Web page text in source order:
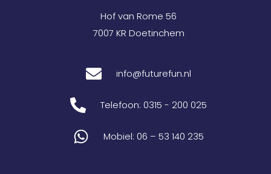
Hof van Rome 56
7007 KR Doetinchem
info@futurefun.nl
Telefoon: 0315 - 200 025
Mobiel: 06 – 53 140 235